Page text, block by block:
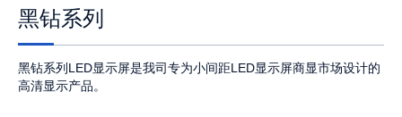
黑钻系列
黑钻系列LED显示屏是我司专为小间距LED显示屏商显市场设计的
高清显示产品。